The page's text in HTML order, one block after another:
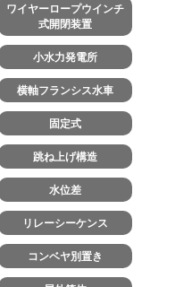
ワイヤーロープウインチ
式開閉装置
小水力発電所
横軸フランシス水車
固定式
跳ね上げ構造
水位差
リレーシーケンス
コンベヤ別置き